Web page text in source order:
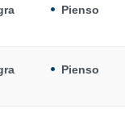
Pienso
Pienso